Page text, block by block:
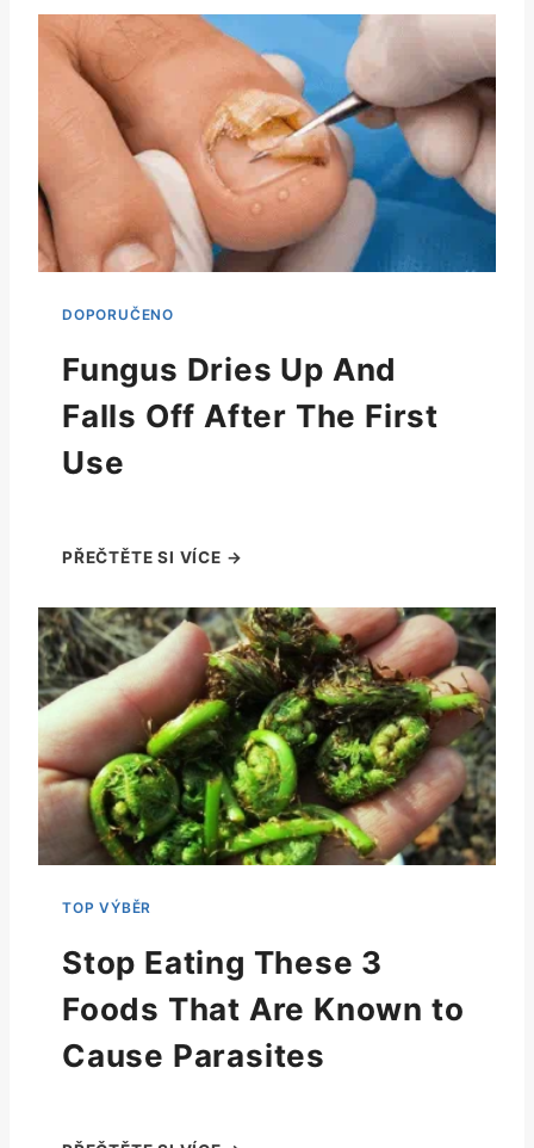
Fungus Dries Up And
Falls Off After The First
Use
Stop Eating These 3
Foods That Are Known to
Cause Parasites